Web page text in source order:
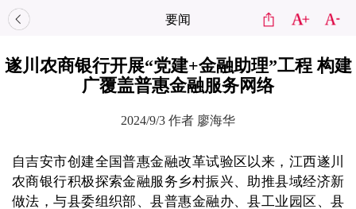
要闻
遂川农商银行开展“党建+金融助理”工程 构建
广覆盖普惠金融服务网络
2024/9/3 作者 廖海华
自吉安市创建全国普惠金融改革试验区以来，江西遂川
农商银行积极探索金融服务乡村振兴、助推县域经济新
做法，与县委组织部、县普惠金融办、县工业园区、县